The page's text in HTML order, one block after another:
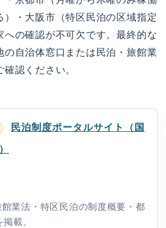
）・大阪市（特区民泊の区域指定
への確認が不可欠です。最終的な
の自治体窓口または民泊・旅館業
認ください。
民泊制度ポータルサイト（国
業法・特区民泊の制度概要・都
載。